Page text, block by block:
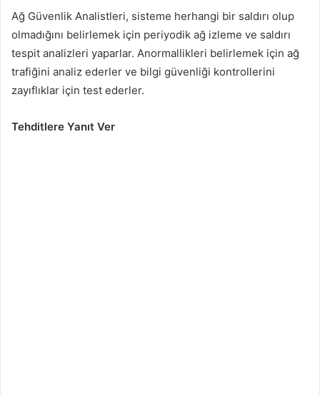
Ağ Güvenlik Analistleri, sisteme herhangi bir saldırı olup
olmadığını belirlemek için periyodik ağ izleme ve saldırı
tespit analizleri yaparlar. Anormallikleri belirlemek için ağ
trafiğini analiz ederler ve bilgi güvenliği kontrollerini
zayıflıklar için test ederler.
Tehditlere Yanıt Ver